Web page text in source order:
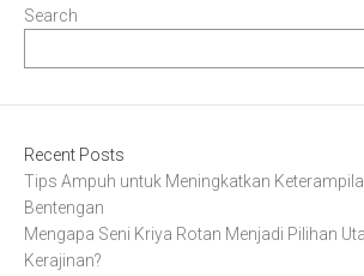
Search
Recent Posts
Tips Ampuh untuk Meningkatkan
Bentengan
Mengapa Seni Kriya Rotan Menjadi Pilihan
Kerajinan?